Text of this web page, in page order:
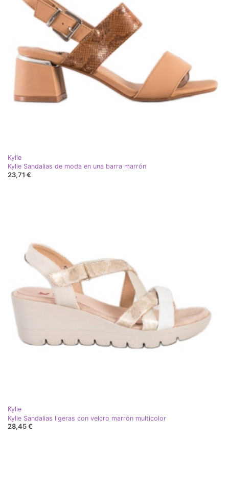
Kylie
Kylie Sandalias de moda en una barra marrón
23,71 €
Kylie
Kylie Sandalias ligeras con velcro marrón multicolor
28,45 €